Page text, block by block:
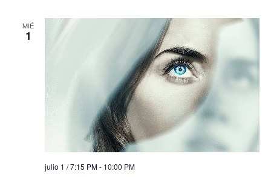
MIÉ
1
julio 1 / 7:15 PM- 10:00 PM